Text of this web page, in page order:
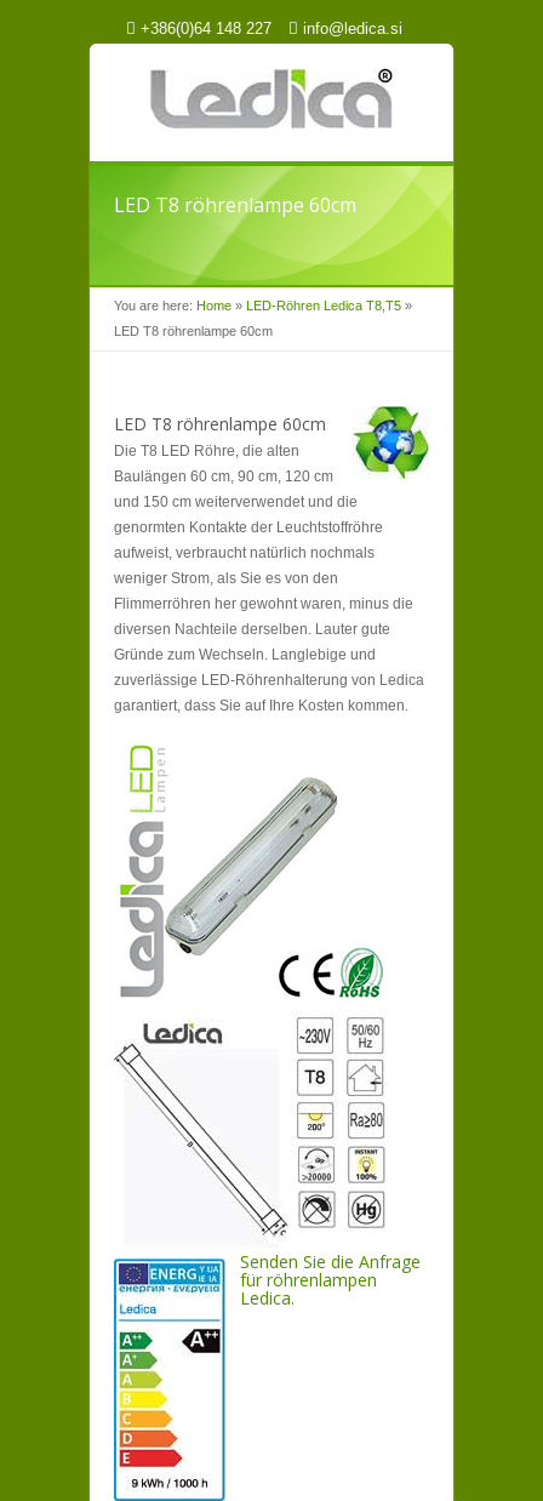
+386(0)64 148 227 info@ledica.si
LED T8 röhrenlampe 60cm
You are here: Home » LED-Röhren Ledica T8,T5 »
LED T8 röhrenlampe 60cm
LED T8 röhrenlampe 60cm
Die T8 LED Röhre, die alten
Baulängen 60 cm, 90 cm, 120 cm
und 150 cm weiterverwendet und die
genormten Kontakte der Leuchtstoffröhre
aufweist, verbraucht natürlich nochmals
weniger Strom, als Sie es von den
Flimmerröhren her gewohnt waren, minus die
diversen Nachteile derselben. Lauter gute
Gründe zum Wechseln. Langlebige und
zuverlässige LED-Röhrenhalterung von Ledica
garantiert, dass Sie auf Ihre Kosten kommen.
Senden Sie die Anfrage
für röhrenlampen
Ledica.